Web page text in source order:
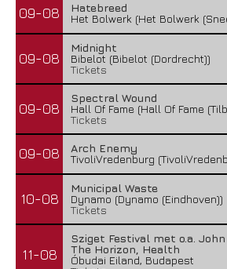
09-08
Hatebreed
Het Bolwerk (Het Bolwerk
09-08
Midnight
Bibelot (Bibelot (Dordrecht))
Tickets
09-08
Spectral Wound
Hall Of Fame (Hall Of Fame
Tickets
09-08
Arch Enemy
TivoliVredenburg
10-08
Municipal Waste
Dynamo (Dynamo (Eindhoven))
Tickets
11-08
Sziget Festival met o.a.
The Horizon, Health
Óbudai Eiland, Budapest